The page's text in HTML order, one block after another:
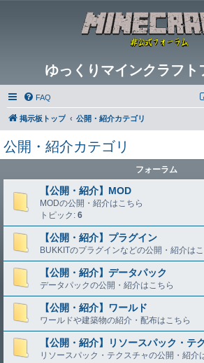
ゆっくりマインクラフト
FAQ
掲示板トップ 公開・紹介カテゴリ
公開・紹介カテゴリ
フォーラム
【公開・紹介】MOD
MODの公開・紹介はこちら
トピック: 6
【公開・紹介】プラグイン
BUKKITのプラグインなどの公開・紹介は
【公開・紹介】データパック
データパックの公開・紹介はこちら
【公開・紹介】ワールド
ワールドや建築物の紹介・配布はこちら
【公開・紹介】リソースパック・テ
リソースパック・テクスチャの公開・紹介